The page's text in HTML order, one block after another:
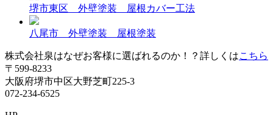
堺市東区 外壁塗装 屋根カバー工法
八尾市 外壁塗装 屋根塗装
株式会社泉はなぜお客様に選ばれるのか！？詳しくはこちら
〒599-8233
大阪府堺市中区大野芝町225-3
072-234-6525